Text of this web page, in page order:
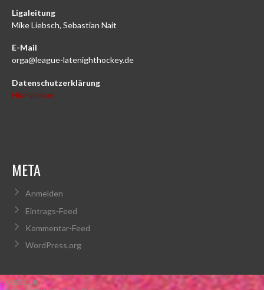
Ligaleitung
Mike Liebsch, Sebastian Nait
E-Mail
orga@league-latenighthockey.de
Datenschutzerklärung
Hier klicken
META
Anmelden
Eintrags-Feed
Kommentar-Feed
WordPress.org
© 2026 LHL